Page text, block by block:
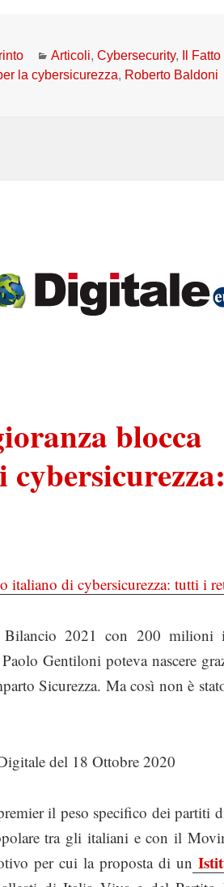
Categorie
Articoli,Cybersecurity,
Il Fatto
la cybersicurezza, Roberto Baldoni
blocca
italiano di cybersicurezza: tutti i
2021 con 200 milioni
Gentiloni poteva nascere
Sicurezza. Ma così non è
del 18 Ottobre 2020
il peso specifico dei partiti
tra gli italiani e con il
per cui la proposta di un